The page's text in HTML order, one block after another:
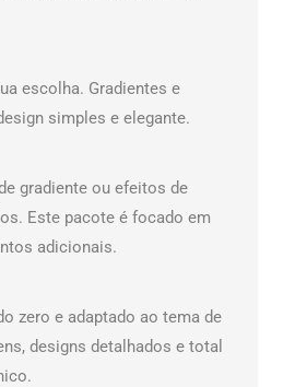
escolha. Gradientes e
simples e elegante.
gradiente ou efeitos de
Este pacote é focado em
adicionais.
zero e adaptado ao tema de
designs detalhados e total